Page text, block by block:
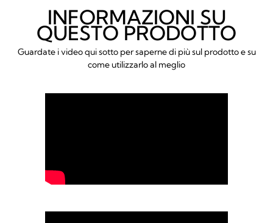
INFORMAZIONI SU
QUESTO PRODOTTO
Guardate i video qui sotto per saperne di più sul prodotto e su
come utilizzarlo al meglio